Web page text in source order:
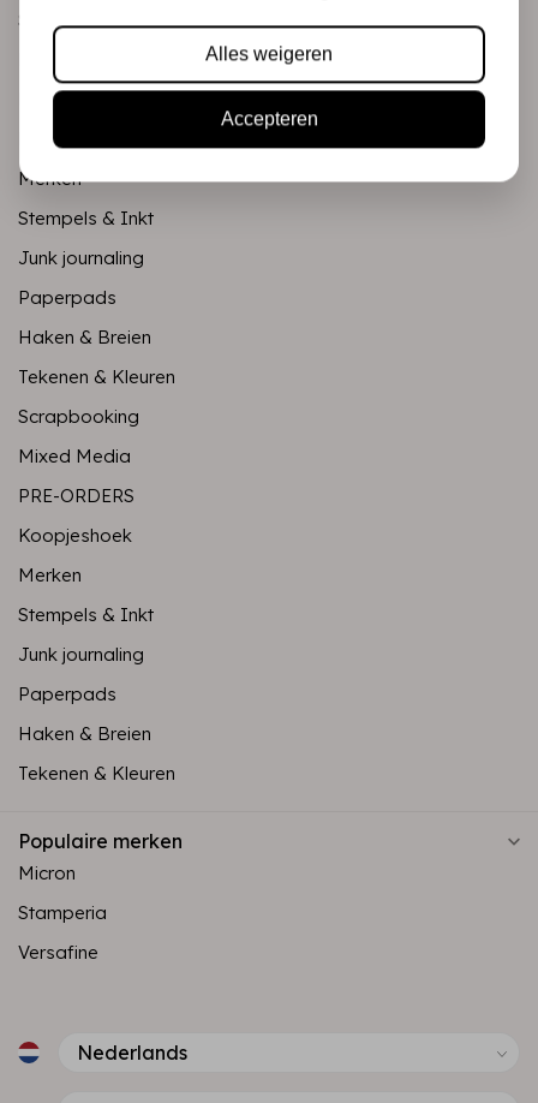
Scrapbooking
PRE-ORDERS
Koopjeshoek
Merken
Stempels & Inkt
Junk journaling
Paperpads
Haken & Breien
Tekenen & Kleuren
Scrapbooking
Mixed Media
PRE-ORDERS
Koopjeshoek
Merken
Stempels & Inkt
Junk journaling
Paperpads
Haken & Breien
Tekenen & Kleuren
Populaire merken
Micron
Stamperia
Versafine
Alles weigeren
Accepteren